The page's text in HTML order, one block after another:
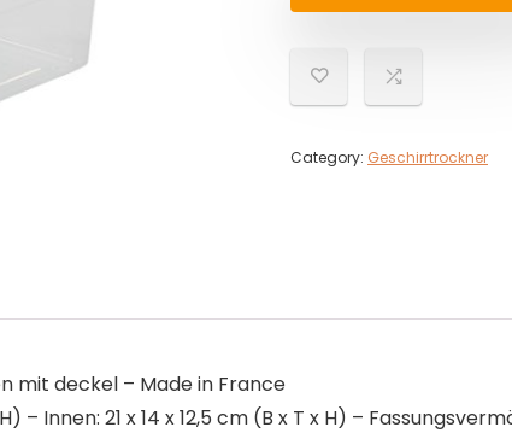
Category: Geschirrtrockner
mit deckel – Made in France
– Innen: 21 x 14 x 12,5 cm (B x T x H) –